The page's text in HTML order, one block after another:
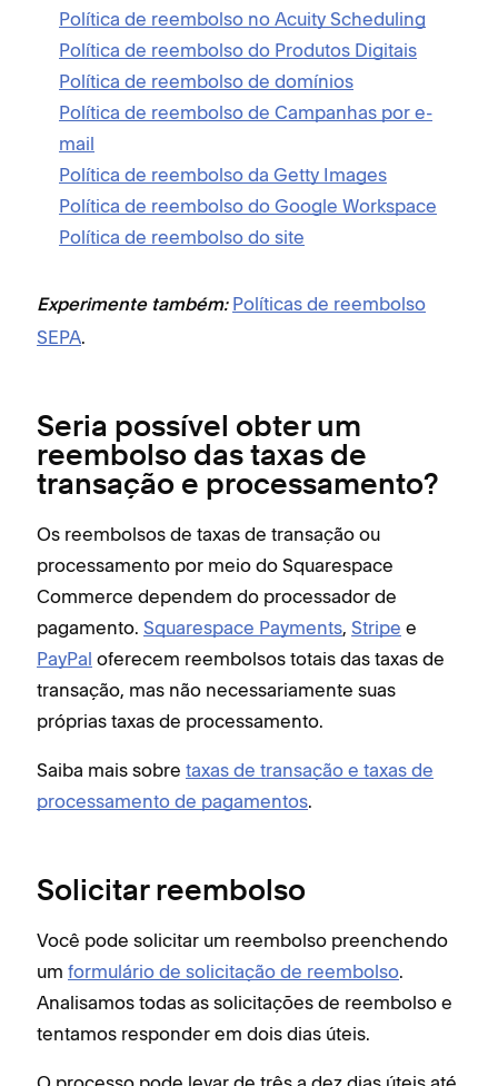
Política de reembolso no Acuity Scheduling
Política de reembolso do Produtos Digitais
Política de reembolso de domínios
Política de reembolso de Campanhas por e-
mail
Política de reembolso da Getty Images
Política de reembolso do Google Workspace
Política de reembolso do site
Experimente também: Políticas de reembolso
SEPA.
Seria possível obter um
reembolso das taxas de
transação e processamento?
Os reembolsos de taxas de transação ou
processamento por meio do Squarespace
Commerce dependem do processador de
pagamento. Squarespace Payments, Stripe e
PayPal oferecem reembolsos totais das taxas de
transação, mas não necessariamente suas
próprias taxas de processamento.
Saiba mais sobre taxas de transação e taxas de
processamento de pagamentos.
Solicitar reembolso
Você pode solicitar um reembolso preenchendo
um formulário de solicitação de reembolso.
Analisamos todas as solicitações de reembolso e
tentamos responder em dois dias úteis.